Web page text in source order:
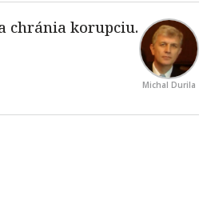
Michal Durila